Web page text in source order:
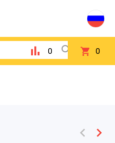
0 0